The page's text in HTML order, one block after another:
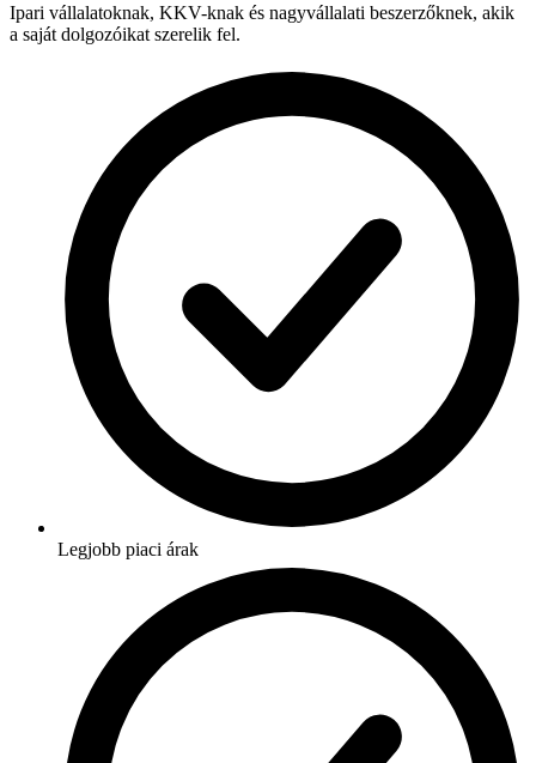
Ipari vállalatoknak, KKV-knak és nagyvállalati beszerzőknek, akik
a saját dolgozóikat szerelik fel.
Legjobb piaci árak